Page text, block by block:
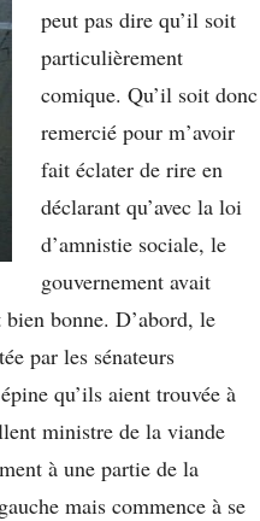
peut pas dire qu’il soit
particulièrement
comique. Qu’il soit donc
remercié pour m’avoir
fait éclater de rire en
déclarant qu’avec la loi
d’amnistie sociale, le
gouvernement avait
bonne. D’abord, le
par les sénateurs
qu’ils aient trouvée à
ministre de la viande
à une partie de la
mais commence à se